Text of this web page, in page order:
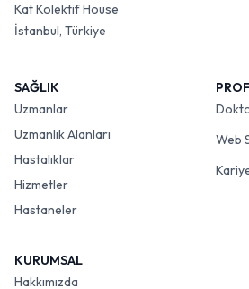
Kat Kolektif House
İstanbul, Türkiye
SAĞLIK
Uzmanlar
Uzmanlık Alanları
Hastalıklar
Hizmetler
Hastaneler
Web
KURUMSAL
Hakkımızda